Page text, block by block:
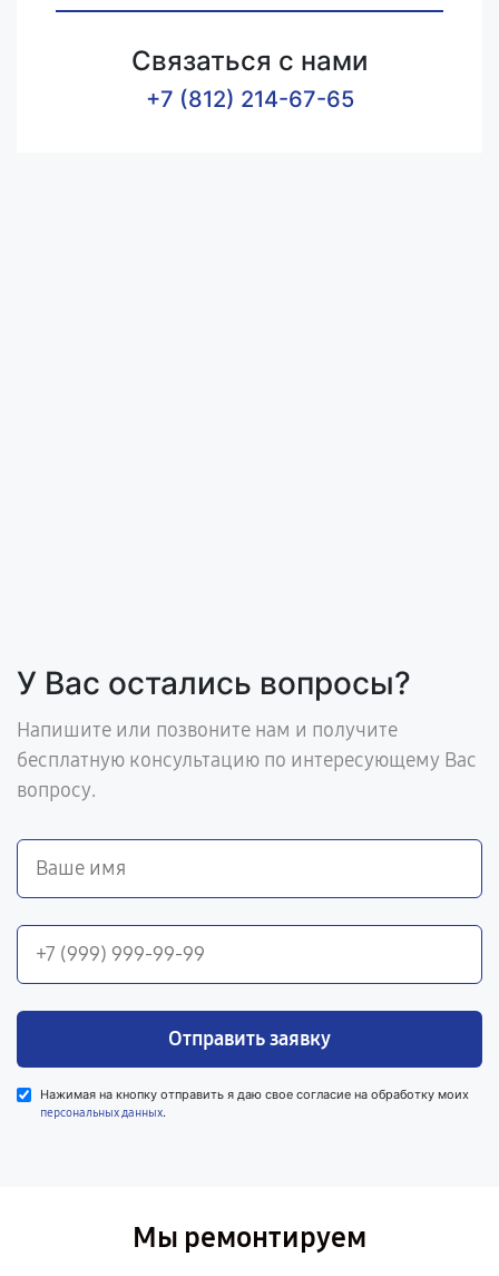
Связаться с нами
+7 (812) 214-67-65
У Вас остались вопросы?
Напишите или позвоните нам и получите
бесплатную консультацию по интересующему Вас
вопросу.
Отправить заявку
Нажимая на кнопку отправить я даю свое согласие на обработку моих
персональных данных.
Мы ремонтируем